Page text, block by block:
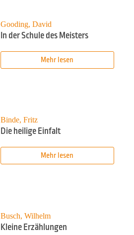
Gooding, David
In der Schule des Meisters
Mehr lesen
Binde, Fritz
Die heilige Einfalt
Mehr lesen
Busch, Wilhelm
Kleine Erzählungen